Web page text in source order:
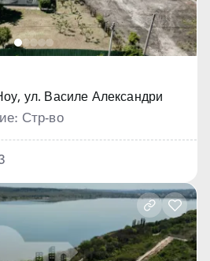
ул. Василе Александри
Стр-во